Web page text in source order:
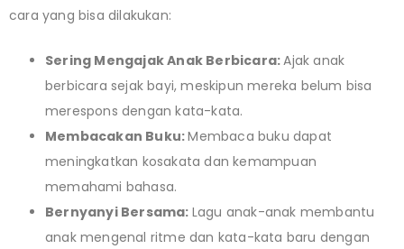
cara yang bisa dilakukan:
Sering Mengajak Anak Berbicara:Ajak anak
berbicara sejak bayi, meskipun mereka belum bisa
merespons dengan kata-kata.
Membacakan Buku:Membaca buku dapat
meningkatkan kosakata dan kemampuan
memahami bahasa.
Bernyanyi Bersama: Lagu anak-anak membantu
anak mengenal ritme dan kata-kata baru dengan